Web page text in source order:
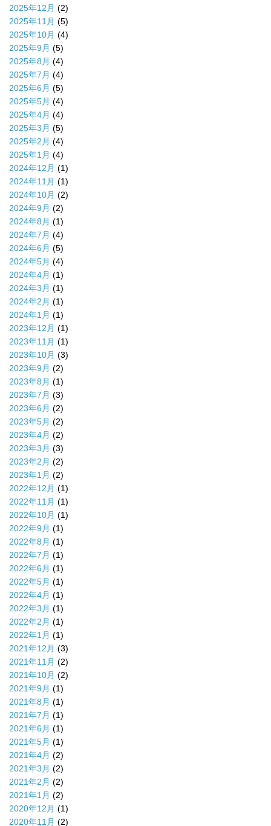
2025年12月 (2)
2025年11月 (5)
2025年10月 (4)
2025年9月 (5)
2025年8月 (4)
2025年7月 (4)
2025年6月 (5)
2025年5月 (4)
2025年4月 (4)
2025年3月 (5)
2025年2月 (4)
2025年1月 (4)
2024年12月 (1)
2024年11月 (1)
2024年10月 (2)
2024年9月 (2)
2024年8月 (1)
2024年7月 (4)
2024年6月 (5)
2024年5月 (4)
2024年4月 (1)
2024年3月 (1)
2024年2月 (1)
2024年1月 (1)
2023年12月 (1)
2023年11月 (1)
2023年10月 (3)
2023年9月 (2)
2023年8月 (1)
2023年7月 (3)
2023年6月 (2)
2023年5月 (2)
2023年4月 (2)
2023年3月 (3)
2023年2月 (2)
2023年1月 (2)
2022年12月 (1)
2022年11月 (1)
2022年10月 (1)
2022年9月 (1)
2022年8月 (1)
2022年7月 (1)
2022年6月 (1)
2022年5月 (1)
2022年4月 (1)
2022年3月 (1)
2022年2月 (1)
2022年1月 (1)
2021年12月 (3)
2021年11月 (2)
2021年10月 (2)
2021年9月 (1)
2021年8月 (1)
2021年7月 (1)
2021年6月 (1)
2021年5月 (1)
2021年4月 (2)
2021年3月 (2)
2021年2月 (2)
2021年1月 (2)
2020年12月 (1)
2020年11月 (2)